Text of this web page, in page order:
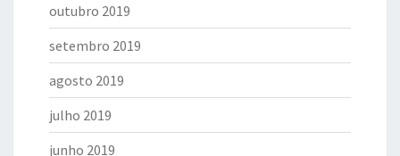
outubro 2019
setembro 2019
agosto 2019
julho 2019
junho 2019